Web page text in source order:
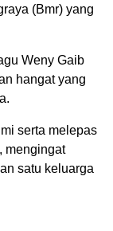
(Bmr) yang
Weny Gaib
hangat yang
serta melepas
mengingat
satu keluarga